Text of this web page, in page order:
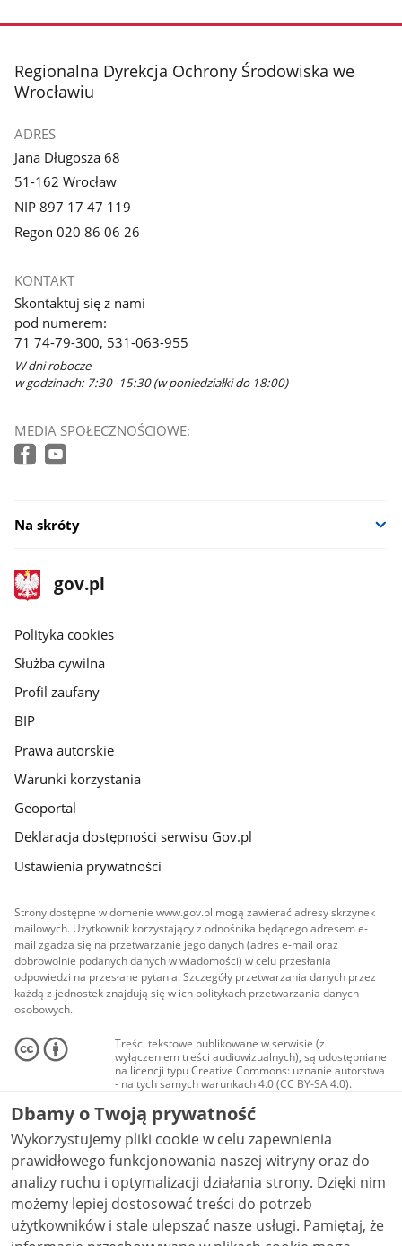
stopka
Regionalna Dyrekcja Ochrony Środowiska we
Wrocławiu
ADRES
Jana Długosza 68
51-162 Wrocław
NIP 897 17 47 119
Regon 020 86 06 26
KONTAKT
Skontaktuj się z nami
pod numerem:
71 74-79-300, 531-063-955
W dni robocze
w godzinach: 7:30 -15:30 (w poniedziałki do 18:00)
MEDIA SPOŁECZNOŚCIOWE:
Na skróty
stopka
gov.pl
Strona
gov.pl
gov.pl
Polityka cookies
Służba cywilna
Profil zaufany
BIP
Prawa autorskie
Warunki korzystania
Geoportal
Deklaracja dostępności serwisu Gov.pl
Ustawienia prywatności
Strony dostępne w domenie www.gov.pl mogą zawierać adresy skrzynek
mailowych. Użytkownik korzystający z odnośnika będącego adresem e-
mail zgadza się na przetwarzanie jego danych (adres e-mail oraz
dobrowolnie podanych danych w wiadomości) w celu przesłania
odpowiedzi na przesłane pytania. Szczegóły przetwarzania danych przez
każdą z jednostek znajdują się w ich politykach przetwarzania danych
osobowych.
Treści tekstowe publikowane w serwisie (z
wyłączeniem treści audiowizualnych), są udostępniane
na licencji typu Creative Commons: uznanie autorstwa
- na tych samych warunkach 4.0 (CC BY-SA 4.0).
Materiały audiowizualne, w tym zdjęcia, materiały
audio i wideo, są udostępniane na licencji typu
Creative Commons: uznanie autorstwa użycie
niekomercyjne - bez utworów zależnych 4.0 (CC BY-
NC-ND 4.0), o ile nie jest to stwierdzone inaczej.
Dbamy o Twoją prywatność
Wykorzystujemy pliki cookie w celu zapewnienia
prawidłowego funkcjonowania naszej witryny oraz do
analizy ruchu i optymalizacji działania strony. Dzięki nim
możemy lepiej dostosować treści do potrzeb
użytkowników i stale ulepszać nasze usługi. Pamiętaj, że